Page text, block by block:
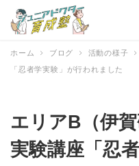
ホーム ブログ 活動の様子
「忍者学実験」が行われました
エリアB（伊
実験講座「忍